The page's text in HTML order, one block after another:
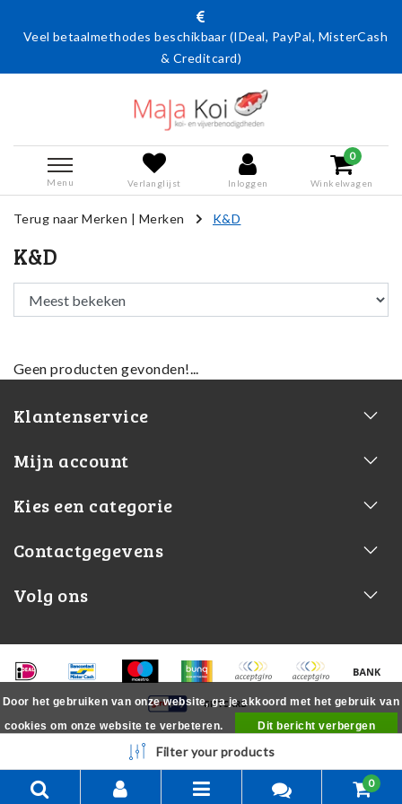
Veel betaalmethodes beschikbaar (IDeal, PayPal, MisterCash
& Creditcard)
Menu Verlanglijst Inloggen
0
Winkelwagen
Terug naar Merken | Merken K&D
K&D
Geen producten gevonden!...
Klantenservice
Mijn account
Kies een categorie
Contactgegevens
Volg ons
Filter your products
0
Door het gebruiken van onze website, ga je akkoord met het gebruik van
cookies om onze website te verbeteren.
Dit bericht verbergen
Meer over cookies »